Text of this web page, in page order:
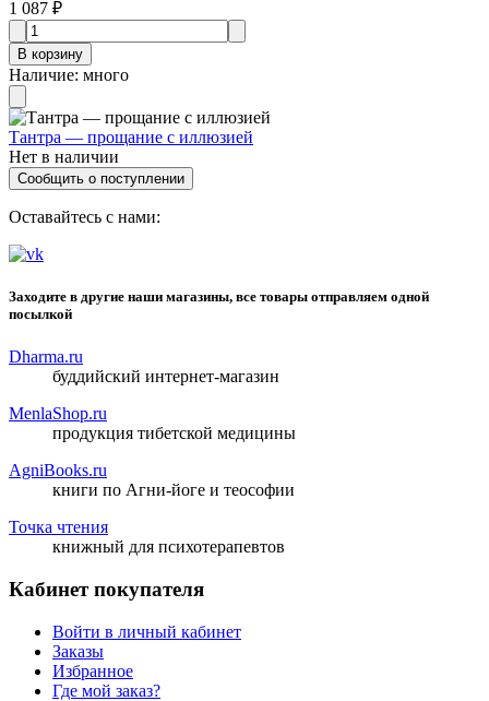
1 087 ₽
В корзину
Наличие: много
Тантра — прощание с иллюзией
Нет в наличии
Сообщить о поступлении
Оставайтесь с нами:
Заходите в другие наши магазины, все товары отправляем одной
посылкой
Dharma.ru
буддийский интернет-магазин
MenlaShop.ru
продукция тибетской медицины
AgniBooks.ru
книги по Агни-йоге и теософии
Точка чтения
книжный для психотерапевтов
Кабинет покупателя
Войти в личный кабинет
Заказы
Избранное
Где мой заказ?